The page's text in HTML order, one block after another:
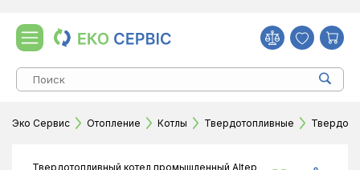
Эко Сервис Отопление Котлы Твердотопливные
Твердотопливный котел промышленный Altep